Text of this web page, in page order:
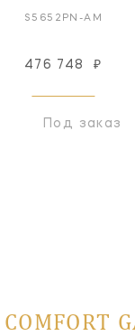
S5652PN-AM
476 748 ₽
Под заказ